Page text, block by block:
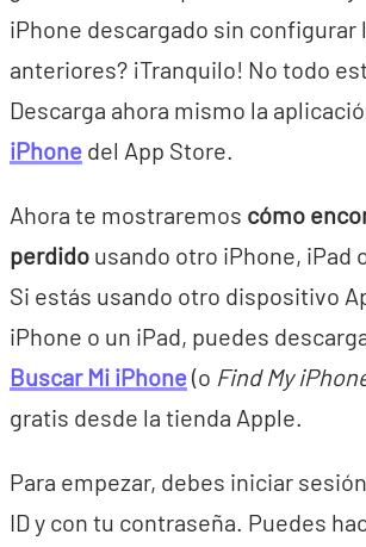
iPhone descargado sin configurar
anteriores? ¡Tranquilo! No todo
Descarga ahora mismo la
iPhone del App Store.
Ahora te mostraremos cómo
perdido usando otro iPhone, iPad
Si estás usando otro dispositivo
iPhone o un iPad, puedes
Buscar Mi iPhone(o Find My
gratis desde la tienda Apple.
Para empezar, debes iniciar
ID y con tu contraseña. Puedes